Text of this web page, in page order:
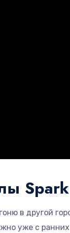
в другой
уже с